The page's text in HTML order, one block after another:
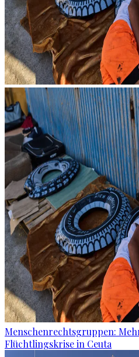
Menschenrechtsgruppen:
Flüchtlingskrise in Ceuta